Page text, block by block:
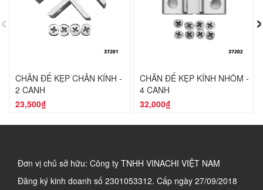
CHÂN ĐẾ KẸP CHÂN KÍNH -
2 CẠNH
23,500₫
CHÂN ĐẾ KẸP KÍNH NHÔM -
4 CẠNH
32,000₫
‹ ›
Đơn vị chủ sở hữu: Công ty TNHH VINACHI VIỆT NAM
Đăng ký kinh doanh số 2301053312. Cấp ngày 27/09/2018